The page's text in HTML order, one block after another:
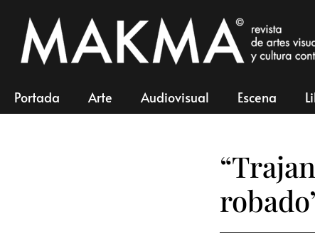
Portada Arte Audiovisual Escena